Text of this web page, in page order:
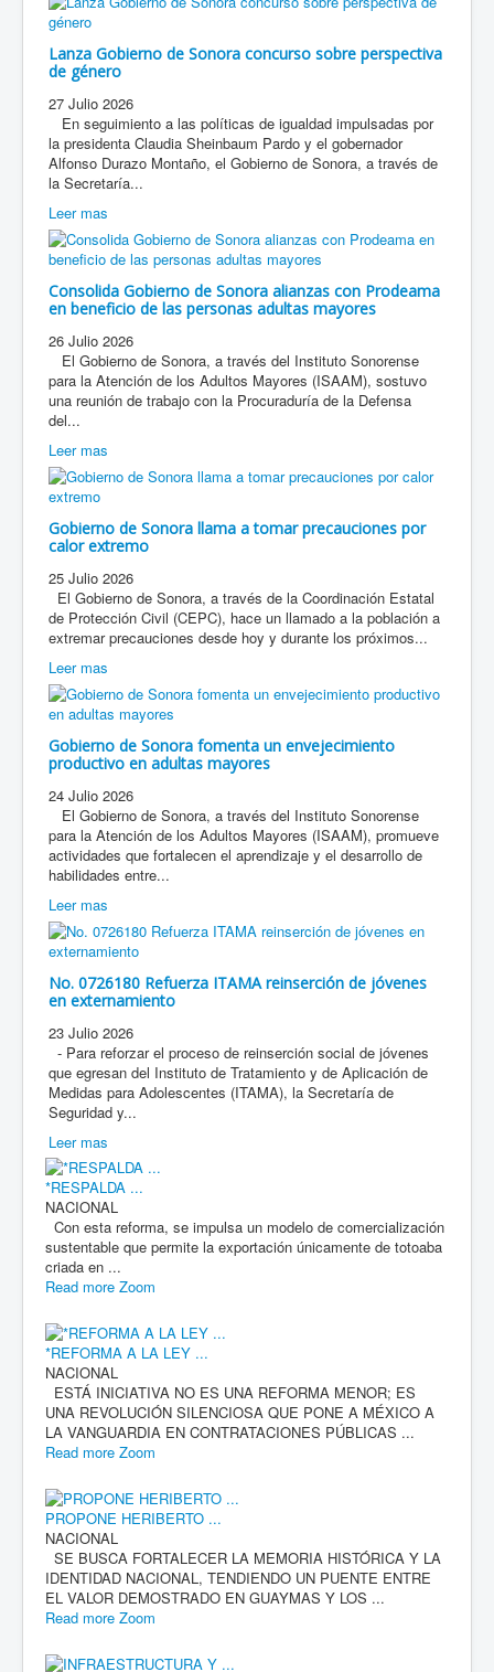
Lanza Gobierno de Sonora concurso sobre perspectiva
de género
27 Julio 2026
En seguimiento a las políticas de igualdad impulsadas por
la presidenta Claudia Sheinbaum Pardo y el gobernador
Alfonso Durazo Montaño, el Gobierno de Sonora, a través de
la Secretaría...
Leer mas
Consolida Gobierno de Sonora alianzas con Prodeama
en beneficio de las personas adultas mayores
26 Julio 2026
El Gobierno de Sonora, a través del Instituto Sonorense
para la Atención de los Adultos Mayores (ISAAM), sostuvo
una reunión de trabajo con la Procuraduría de la Defensa
del...
Leer mas
Gobierno de Sonora llama a tomar precauciones por
calor extremo
25 Julio 2026
El Gobierno de Sonora, a través de la Coordinación Estatal
de Protección Civil (CEPC), hace un llamado a la población a
extremar precauciones desde hoy y durante los próximos...
Leer mas
Gobierno de Sonora fomenta un envejecimiento
productivo en adultas mayores
24 Julio 2026
El Gobierno de Sonora, a través del Instituto Sonorense
para la Atención de los Adultos Mayores (ISAAM), promueve
actividades que fortalecen el aprendizaje y el desarrollo de
habilidades entre...
Leer mas
No. 0726180 Refuerza ITAMA reinserción de jóvenes
en externamiento
23 Julio 2026
- Para reforzar el proceso de reinserción social de jóvenes
que egresan del Instituto de Tratamiento y de Aplicación de
Medidas para Adolescentes (ITAMA), la Secretaría de
Seguridad y...
Leer mas
*RESPALDA ...
NACIONAL
Con esta reforma, se impulsa un modelo de comercialización
sustentable que permite la exportación únicamente de totoaba
criada en ...
Read more Zoom
*REFORMA A LA LEY ...
NACIONAL
ESTÁ INICIATIVA NO ES UNA REFORMA MENOR; ES
UNA REVOLUCIÓN SILENCIOSA QUE PONE A MÉXICO A
LA VANGUARDIA EN CONTRATACIONES PÚBLICAS ...
Read more Zoom
PROPONE HERIBERTO ...
NACIONAL
SE BUSCA FORTALECER LA MEMORIA HISTÓRICA Y LA
IDENTIDAD NACIONAL, TENDIENDO UN PUENTE ENTRE
EL VALOR DEMOSTRADO EN GUAYMAS Y LOS ...
Read more Zoom